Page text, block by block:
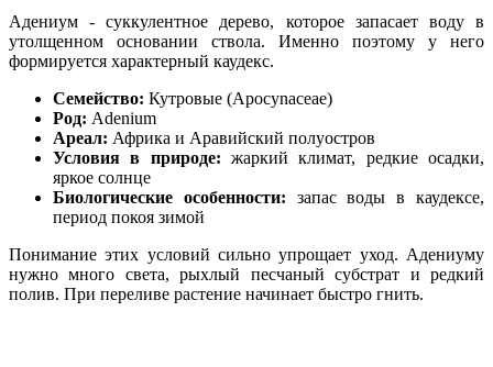
Адениум - суккулентное дерево, которое запасает воду в
утолщенном основании ствола. Именно поэтому у него
формируется характерный каудекс.
Семейство: Кутровые (Apocynaceae)
Род: Adenium
Ареал: Африка и Аравийский полуостров
Условия в природе: жаркий климат, редкие осадки,
яркое солнце
Биологические особенности: запас воды в каудексе,
период покоя зимой
Понимание этих условий сильно упрощает уход. Адениуму
нужно много света, рыхлый песчаный субстрат и редкий
полив. При переливе растение начинает быстро гнить.